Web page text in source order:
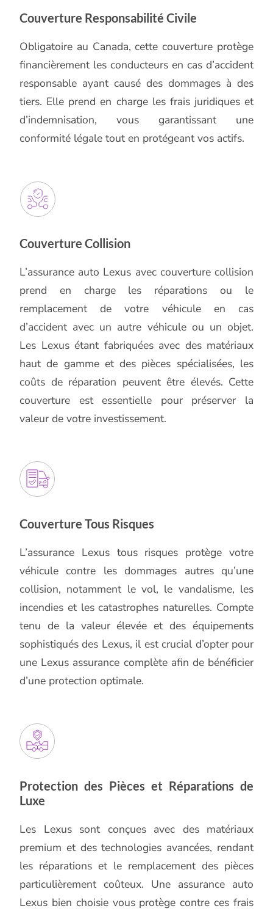
Couverture Responsabilité Civile
Obligatoire au Canada, cette couverture protège
financièrement les conducteurs en cas d’accident
responsable ayant causé des dommages à des
tiers. Elle prend en charge les frais juridiques et
d’indemnisation, vous garantissant une
conformité légale tout en protégeant vos actifs.
Couverture Collision
L’assurance auto Lexus avec couverture collision
prend en charge les réparations ou le
remplacement de votre véhicule en cas
d’accident avec un autre véhicule ou un objet.
Les Lexus étant fabriquées avec des matériaux
haut de gamme et des pièces spécialisées, les
coûts de réparation peuvent être élevés. Cette
couverture est essentielle pour préserver la
valeur de votre investissement.
Couverture Tous Risques
L’assurance Lexus tous risques protège votre
véhicule contre les dommages autres qu’une
collision, notamment le vol, le vandalisme, les
incendies et les catastrophes naturelles. Compte
tenu de la valeur élevée et des équipements
sophistiqués des Lexus, il est crucial d’opter pour
une Lexus assurance complète afin de bénéficier
d’une protection optimale.
Protection des Pièces et Réparations de
Luxe
Les Lexus sont conçues avec des matériaux
premium et des technologies avancées, rendant
les réparations et le remplacement des pièces
particulièrement coûteux. Une assurance auto
Lexus bien choisie vous protège contre ces frais